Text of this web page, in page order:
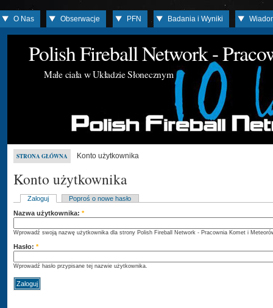
O Nas Obserwacje PFN Badania i Wyniki
Polish Fireball Network -
Małe ciała w Układzie Słonecznym
STRONA GŁÓWNA Konto użytkownika
Konto użytkownika
Zaloguj
Poproś o nowe hasło
Nazwa użytkownika: *
Wprowadź swoją nazwę użytkownika dla strony Polish Fireball Network - Pracownia Komet i
Hasło: *
Wprowadź hasło przypisane tej nazwie użytkownika.